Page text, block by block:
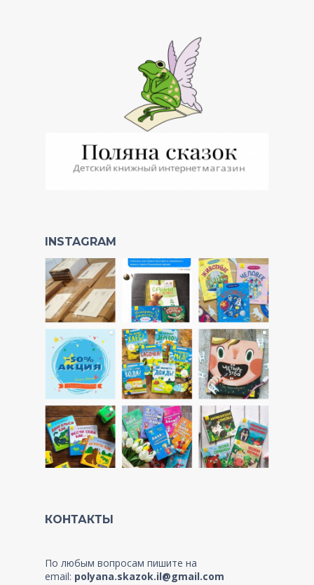
INSTAGRAM
КОНТАКТЫ
По любым вопросам пишите на
email: polyana.skazok.il@gmail.com